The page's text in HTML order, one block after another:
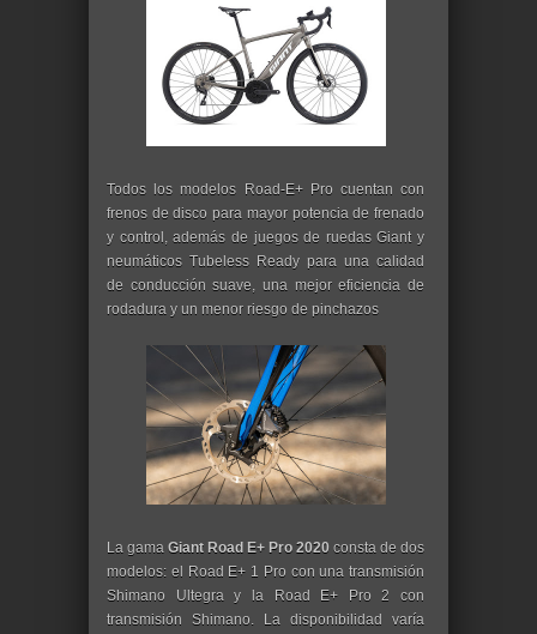
Todos los modelos Road-E+ Pro cuentan con
frenos de disco para mayor potencia de frenado
y control, además de juegos de ruedas Giant y
neumáticos Tubeless Ready para una calidad
de conducción suave, una mejor eficiencia de
rodadura y un menor riesgo de pinchazos
La gama Giant Road E+ Pro 2020 consta de dos
modelos: el Road E+ 1 Pro con una transmisión
Shimano Ultegra y la Road E+ Pro 2 con
transmisión Shimano. La disponibilidad varía